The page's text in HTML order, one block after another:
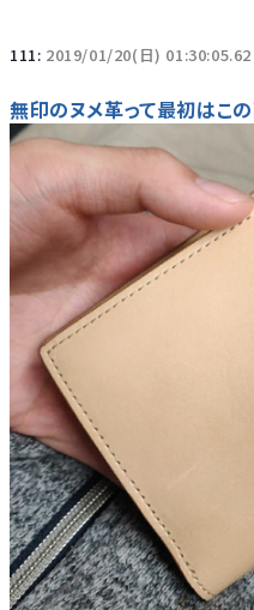
111: 2019/01/20(日)
無印のヌメ革って最初はこ